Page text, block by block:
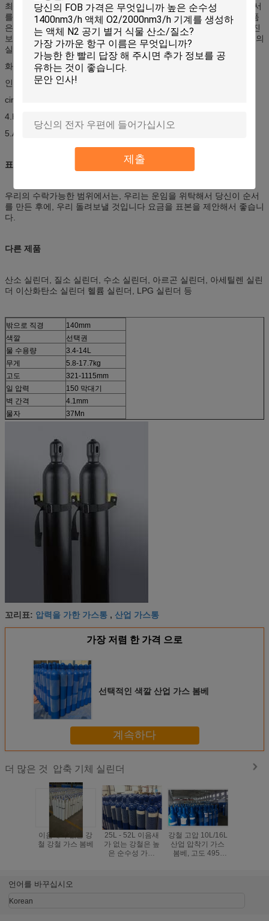
제출
최상 원료는 채택될 것입니다, 우리의 실린더 공장은 ISO9001 증명서
를 소유하고, 우리는 이 분야에서 20년 이상 이었습니다, 우리의 제품
은 아프리카에 있는 시장으로, 특히 거의 전 세계 판매되고 아시아, 진
보된 가공 엄격한 테스트 및 우리의 클라이언트의 신뢰는 둘 다 우리의
실린더 질을 보장합니다:
화학 analysia를 검출하는 1.Spectrum analzer.
인장 시험과 구부리는 시험을 만드는 2.Mechanical 기능.
cirumferential 용접을 검열하는 3.X 광선 침묵하는 탐지.
4.Hydraulic 테스트.
5.Air 견고 시험.
표본
우리의 수락가능한 범위에서는, 우리는 운임을 위탁해서 당신이 순서
를 만든 후에, 우리 돌려보낼 것입니다 요금을 표본을 제안해서 좋습니
다.
다른 제품
산소 실린더, 질소 실린더, 수소 실린더, 아르곤 실린더, 아세틸렌 실린
더 이산화탄소 실린더 헬륨 실린더, LPG 실린더 등
밖으로 직경
140mm
색깔
선택권
물 수용량
3.4-14L
무게
5.8-17.7kg
고도
321-1115mm
일 압력
150 막대기
벽 간격
4.1mm
물자
37Mn
꼬리표: 압력을 가한 가스통 , 산업 가스통
가장 저렴 한 가격 으로
선택적인 색깔 산업 가스 봄베
계속하다
더 많은 것 압축 기체 실린더
이음새가 없는 강
철 강철 가스 봄베
25L - 52L 이음새
가 없는 강철은 높
은 순수성 가스
강철 고압 10L/16L
산업 압착기 가스
봄베, 고도 495-
언어를 바꾸십시오
Korean